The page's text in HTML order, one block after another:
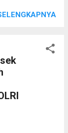
Edy Sumarsono
arus
di Desa
Bangkalan.
aman tanpa
pemantauan
ketertiban di